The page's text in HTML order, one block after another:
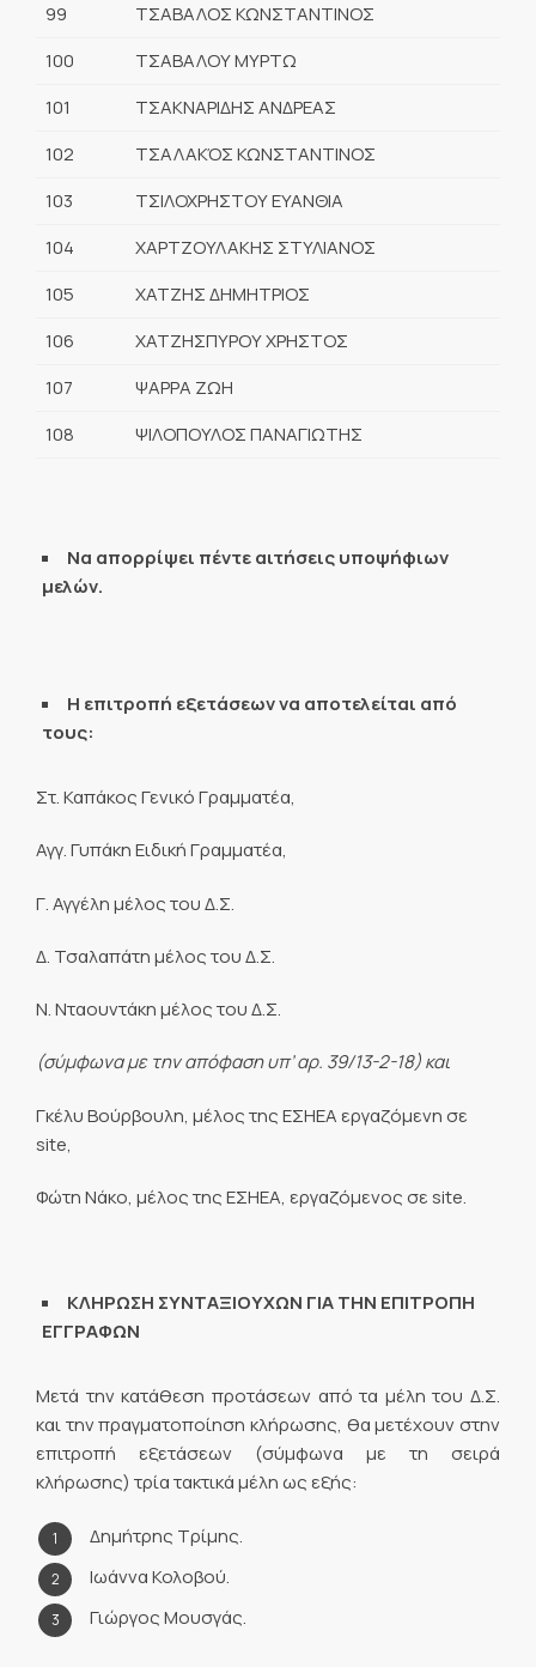
99
ΤΣΑΒΑΛΟΣ ΚΩΝΣΤΑΝΤΙΝΟΣ
100
ΤΣΑΒΑΛΟΥ ΜΥΡΤΩ
101
ΤΣΑΚΝΑΡΙΔΗΣ ΑΝΔΡΕΑΣ
102
ΤΣΑΛΑΚΌΣ ΚΩΝΣΤΑΝΤΙΝΟΣ
103
ΤΣΙΛΟΧΡΗΣΤΟΥ ΕΥΑΝΘΙΑ
104
ΧΑΡΤΖΟΥΛΑΚΗΣ ΣΤΥΛΙΑΝΟΣ
105
ΧΑΤΖΗΣ ΔΗΜΗΤΡΙΟΣ
106
ΧΑΤΖΗΣΠΥΡΟΥ ΧΡΗΣΤΟΣ
107
ΨΑΡΡΑ ΖΩΗ
108
ΨΙΛΟΠΟΥΛΟΣ ΠΑΝΑΓΙΩΤΗΣ
Να απορρίψει πέντε αιτήσεις υποψήφιων
μελών.
Η επιτροπή εξετάσεων να αποτελείται από
τους:
Στ. Καπάκος Γενικό Γραμματέα,
Αγγ. Γυπάκη Ειδική Γραμματέα,
Γ. Αγγέλη μέλος του Δ.Σ.
Δ. Τσαλαπάτη μέλος του Δ.Σ.
Ν. Νταουντάκη μέλος του Δ.Σ.
(σύμφωνα με την απόφαση υπ’ αρ. 39/13-2-18) και
Γκέλυ Βούρβουλη, μέλος της ΕΣΗΕΑ εργαζόμενη σε
site,
Φώτη Νάκο, μέλος της ΕΣΗΕΑ, εργαζόμενος σε site.
ΚΛΗΡΩΣΗ ΣΥΝΤΑΞΙΟΥΧΩΝ ΓΙΑ ΤΗΝ ΕΠΙΤΡΟΠΗ
ΕΓΓΡΑΦΩΝ
Μετά την κατάθεση προτάσεων από τα μέλη του Δ.Σ.
και την πραγματοποίηση κλήρωσης, θα μετέχουν στην
επιτροπή εξετάσεων (σύμφωνα με τη σειρά
κλήρωσης) τρία τακτικά μέλη ως εξής:
Δημήτρης Τρίμης.
Ιωάννα Κολοβού.
Γιώργος Μουσγάς.